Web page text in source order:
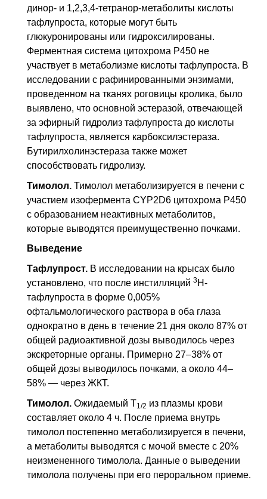
динор- и 1,2,3,4-тетранор-метаболиты кислоты
тафлупроста, которые могут быть
глюкуронированы или гидроксилированы.
Ферментная система цитохрома Р450 не
участвует в метаболизме кислоты тафлупроста. В
исследовании с рафинированными энзимами,
проведенном на тканях роговицы кролика, было
выявлено, что основной эстеразой, отвечающей
за эфирный гидролиз тафлупроста до кислоты
тафлупроста, является карбоксилэстераза.
Бутирилхолинэстераза также может
способствовать гидролизу.
Тимолол. Тимолол метаболизируется в печени с
участием изофермента CYP2D6 цитохрома Р450
с образованием неактивных метаболитов,
которые выводятся преимущественно почками.
Выведение
Тафлупрост. В исследовании на крысах было
установлено, что после инстилляций 3Н-
тафлупроста в форме 0,005%
офтальмологического раствора в оба глаза
однократно в день в течение 21 дня около 87% от
общей радиоактивной дозы выводилось через
экскреторные органы. Примерно 27–38% от
общей дозы выводилось почками, а около 44–
58% — через ЖКТ.
Тимолол. Ожидаемый Т1/2 из плазмы крови
составляет около 4 ч. После приема внутрь
тимолол постепенно метаболизируется в печени,
а метаболиты выводятся с мочой вместе с 20%
неизмененного тимолола. Данные о выведении
тимолола получены при его пероральном приеме.